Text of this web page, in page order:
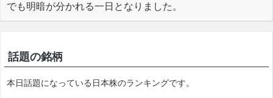
でも明暗が分かれる一日となりました。
話題の銘柄
本日話題になっている日本株のランキングです。